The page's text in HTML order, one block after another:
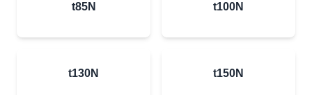
t85N t100N
t130N t150N